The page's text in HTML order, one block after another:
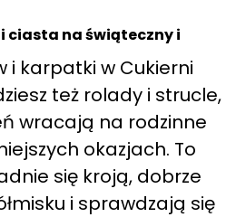
ciasta na świąteczny i
i karpatki w Cukierni
też rolady i strucle,
wracają na rodzinne
okazjach. To
się kroją, dobrze
i sprawdzają się